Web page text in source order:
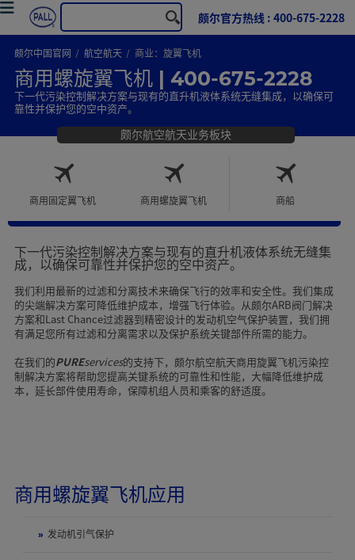
颇尔官方热线 : 400-675-2228
颇尔中国官网 航空航天 商业：旋翼飞机
商用螺旋翼飞机 | 400-675-2228
下一代污染控制解决方案与现有的直升机液体系统无缝集成，以确保可
靠性并保护您的空中资产。
颇尔航空航天业务板块
商用固定翼飞机 商用螺旋翼飞机 商船
下一代污染控制解决方案与现有的直升机液体系统无缝集
成，以确保可靠性并保护您的空中资产。
我们利用最新的过滤和分离技术来确保飞行的效率和安全性。我们集成
的尖端解决方案可降低维护成本，增强飞行体验。从颇尔ARB阀门解决
方案和Last Chance过滤器到精密设计的发动机空气保护装置，我们拥
有满足您所有过滤和分离需求以及保护系统关键部件所需的能力。
在我们的PUREservices的支持下，颇尔航空航天商用旋翼飞机污染控
制解决方案将帮助您提高关键系统的可靠性和性能，大幅降低维护成
本，延长部件使用寿命，保障机组人员和乘客的舒适度。
商用螺旋翼飞机应用
» 发动机引气保护